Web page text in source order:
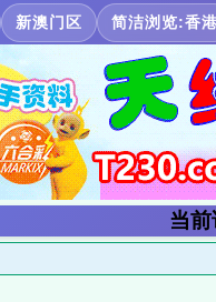
新澳门区 简洁浏览:香港
当